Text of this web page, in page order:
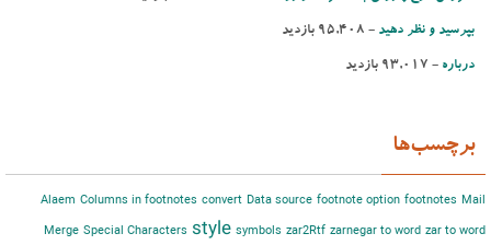
بپرسید و نظر دهید - ‌95,408 بازدید
درباره - ‌93,017 بازدید
برچسب‌ها
Alaem Columns in footnotes convert Data source footnote option footnotes Mail
Merge Special Characters style symbols zar2Rtf zarnegar to word zar to word